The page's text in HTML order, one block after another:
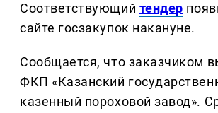
Соответствующий тендер
сайте госзакупок накануне.
Сообщается, что заказчиком
ФКП «Казанский
казенный пороховой завод».